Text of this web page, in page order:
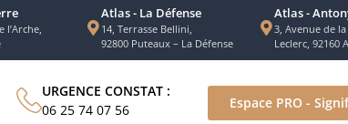
l’Arche,
Atlas - La Défense
14, Terrasse Bellini,
92800 Puteaux – La Défense
Atlas -
3, Avenue de
Leclerc, 92160
URGENCE CONSTAT :
06 25 74 07 56
Espace PRO -